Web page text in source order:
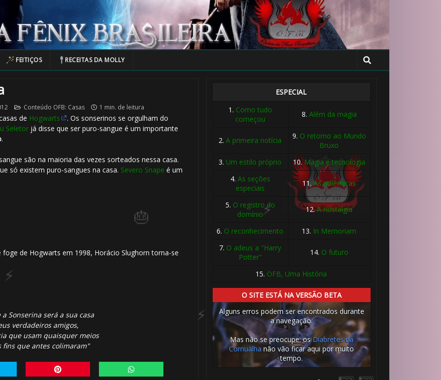
FEITIÇOS RECEITAS DA MOLLY
Conteúdo OFB: Casas 1 min. de leitura
de Hogwarts
. Os sonserinos se orgulham do
Seletorjá disse que ser puro-sangue é um importante
.
são na maioria das vezes sorteados nessa casa.
só existem puro-sangues na casa. Severo Snape é um
de Hogwarts em 1998, Horácio Slughorn torna-se
Sonserina será a sua casa
verdadeiros amigos,
que usam quaisquer meios
fins que antes colimaram"
ESPECIAL
1. Como tudo
começou
8. Além da magia
2.A primeira notícia 9. O retorno ao Mundo
Bruxo
3. Um estilo próprio 10.Magia e tecnologia
4. As seções
especiais
11.As polêmicas
5. O registro do
domínio
12.A nostalgia
6. O reconhecimento 13. In Memoriam
7. O adeus a "Harry
Potter"
14. O futuro
15. OFB, Uma História
O SITE ESTÁ NA VERSÃO BETA
Alguns erros podem ser encontrados durante
a navegação.
Mas não se preocupe: osDiabretes da
Cornualha não vão ficar aqui por muito
tempo.
🎈
🎈
1️⃣ 8️⃣
🎂
🎈
🎂